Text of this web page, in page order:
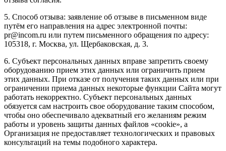
5. Способ отзыва: заявление об отзыве в письменном виде
путём его направления на адрес электронной почты:
pr@incom.ru или путем письменного обращения по адресу:
105318, г. Москва, ул. Щербаковская, д. 3.
6. Субъект персональных данных вправе запретить своему
оборудованию прием этих данных или ограничить прием
этих данных. При отказе от получения таких данных или при
ограничении приема данных некоторые функции Сайта могут
работать некорректно. Субъект персональных данных
обязуется сам настроить свое оборудование таким способом,
чтобы оно обеспечивало адекватный его желаниям режим
работы и уровень защиты данных файлов «cookie», а
Организация не предоставляет технологических и правовых
консультаций на темы подобного характера.